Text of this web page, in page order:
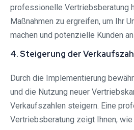
professionelle Vertriebsberatung
Maßnahmen zu ergreifen, um Ihr
machen und potenzielle Kunden
4. Steigerung der
Durch die Implementierung
und die Nutzung neuer
Verkaufszahlen steigern. Eine
Vertriebsberatung zeigt Ihnen, wie